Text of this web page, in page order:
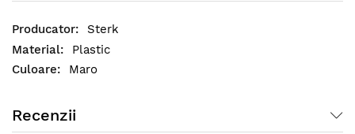
Sterk
Plastic
Maro
Recenzii